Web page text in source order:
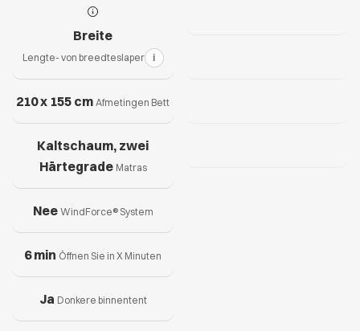
Breite
Lengte- von breedteslaper i
210 x 155 cm Afmetingen Bett
Kaltschaum, zwei
Härtegrade Matras
Nee WindForce® System
6 min Öffnen Sie in X Minuten
Ja Donkere binnentent